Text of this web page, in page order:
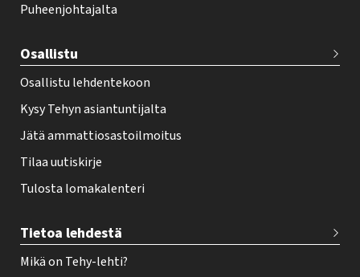
t
r
Puheenjohtajalta
Osallistu
Osallistu lehdentekoon
Kysy Tehyn asiantuntijalta
Jätä ammattiosastoilmoitus
Tilaa uutiskirje
Tulosta lomakalenteri
Tietoa lehdestä
Mikä on Tehy-lehti?